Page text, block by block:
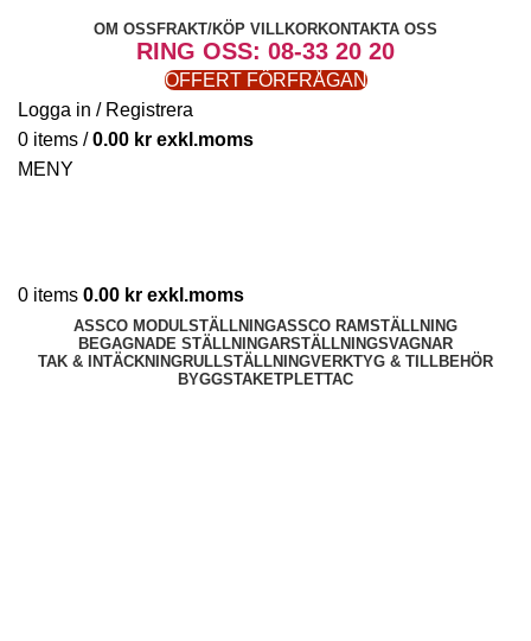
OM OSS FRAKT/KÖP VILLKORKONTAKTA OSS
RING OSS: 08-33 20 20
OFFERT FÖRFRÅGAN
Logga in / Registrera
0 items / 0.00 kr
MENY
0 items 0.00 kr
ASSCO MODULSTÄLLNINGASSCO RAMSTÄLLNING
BEGAGNADE STÄLLNINGARSTÄLLNINGSVAGNAR
TAK & INTÄCKNINGRULLSTÄLLNINGVERKTYG & TILLBEHÖR
BYGGSTAKETPLETTAC